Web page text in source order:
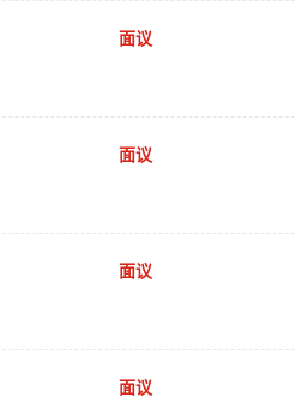
面议
面议
面议
面议